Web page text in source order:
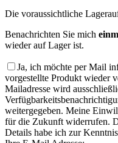
Die voraussichtliche
Benachrichten Sie mich
wieder auf Lager ist.
Ja, ich möchte per Mail
vorgestellte Produkt wieder
Mailadresse wird
weitergegeben. Meine
für die Zukunft widerrufen.
Details habe ich zur